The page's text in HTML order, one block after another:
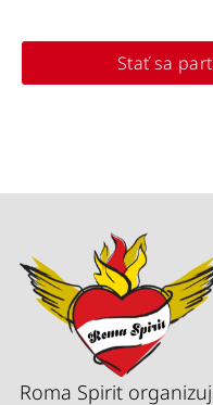
Stať sa
Roma Spirit